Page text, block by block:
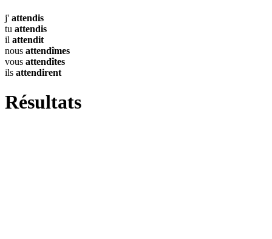
j' attendis
tu attendis
il attendit
nous attendîmes
vous attendîtes
ils attendirent
Résultats